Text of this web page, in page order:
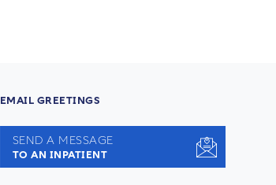
EMAIL GREETINGS
SEND A MESSAGE
TO AN INPATIENT